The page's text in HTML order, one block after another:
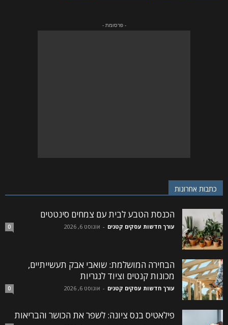
- פרסומת -
כתבות אחרונות
הכנסת הטבע לבית עם צמחים סינטטים
עורך חדשות עסקים קטנים - אוגוסט 6, 2026 0
הבחירה המושלמת: שואבי אבק תעשייתיים,
מכונות קנטים וציוד לנגריות
עורך חדשות עסקים קטנים - אוגוסט 6, 2026 0
פילאטיס בנס ציונה: לשפר את הכושר והבריאות